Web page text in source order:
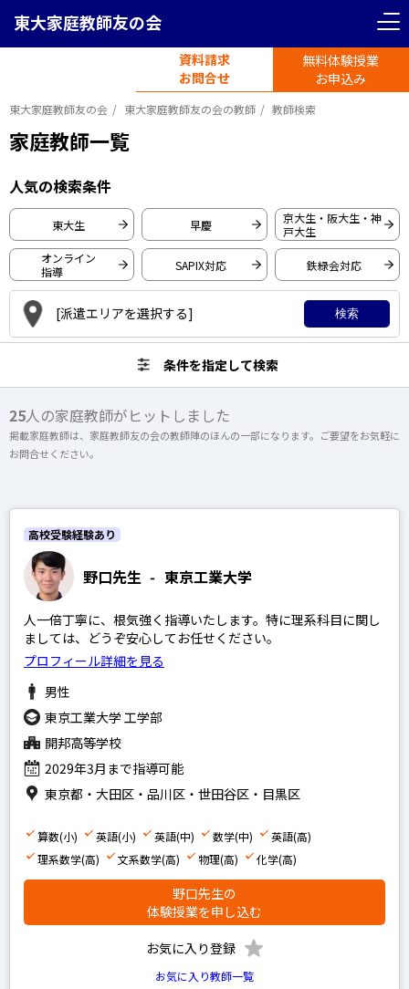
東大家庭教師友の会
資料請求
お問合せ
無料体験授業
お申込み
＜ 戻る
東京大学
早稲田大学
慶應義塾大学
一橋大学
京都大学
神戸大学
桜蔭高等学校
女子学院高等学校
筑波大学附属駒場高等学校
渋谷教育学園幕張高等学校
灘高等学校
SAPIX
日能研
四谷大塚
浜学園
東大家庭教師友の会 東大家庭教師友の会の教師 教師検索
家庭教師一覧
人気の検索条件
東大生 早慶
京大生・阪大生・神
戸大生
オンライン
指導
SAPIX対応 鉄緑会対応
[派遣エリアを選択する] 検索
条件を指定して検索
25人の家庭教師がヒットしました
掲載家庭教師は、家庭教師友の会の教師陣のほんの一部になります。ご要望をお気軽に
お問合せください。
野口先生 - 東京工業大学
高校受験経験あり
人一倍丁寧に、根気強く指導いたします。特に理系科目に関し
ましては、どうぞ安心してお任せください。
プロフィール詳細を見る
男性
東京工業大学 工学部
開邦高等学校
2029年3月まで指導可能
東京都・大田区・品川区・世田谷区・目黒区
算数(小) 英語(小) 英語(中) 数学(中)
英語(高)
理系数学(高)
文系数学(高) 物理(高) 化学(高)
野口先生の
体験授業を申し込む
お気に入り登録
お気に入り教師一覧
＜ 戻る リセット
東京都 神奈川県
埼玉県
関西圏エリア
大阪府 京都府
上記以外のエリア（海外含む）はオンライン指導で対応可能です
選択する